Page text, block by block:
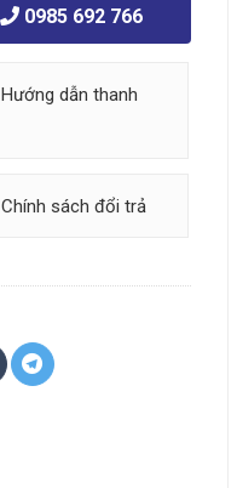
0985 692 766
Hướng dẫn thanh
Chính sách đổi trả